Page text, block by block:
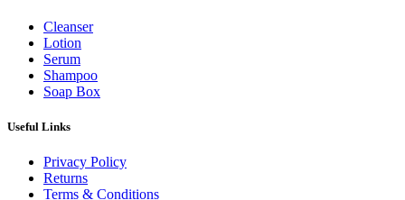
Cleanser
Lotion
Serum
Shampoo
Soap Box
Useful Links
Privacy Policy
Returns
Terms & Conditions